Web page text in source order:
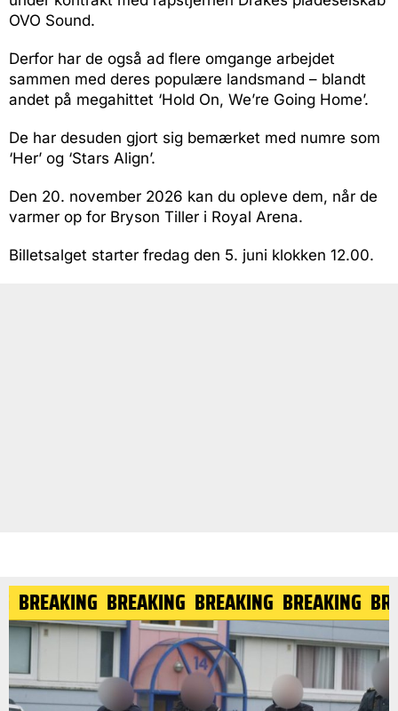
OVO Sound.
Derfor har de også ad flere omgange arbejdet
sammen med deres populære landsmand – blandt
andet på megahittet ‘Hold On, We’re Going Home’.
De har desuden gjort sig bemærket med numre som
‘Her’ og ‘Stars Align’.
Den 20. november 2026 kan du opleve dem, når de
varmer op for Bryson Tiller i Royal Arena.
Billetsalget starter fredag den 5. juni klokken 12.00.
BREAKING BREAKING BREAKING BREAKING